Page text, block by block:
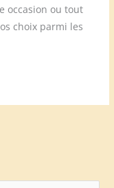
occasion ou tout
choix parmi les